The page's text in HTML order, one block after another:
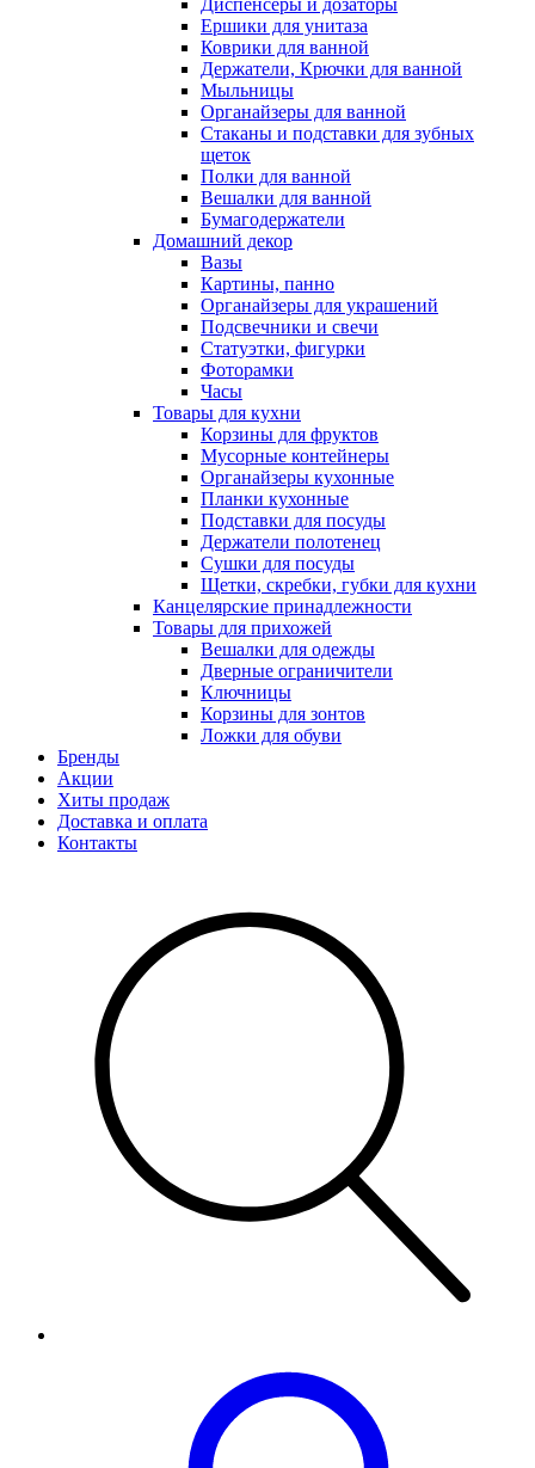
Диспенсеры и дозаторы
Ершики для унитаза
Коврики для ванной
Держатели, Крючки для ванной
Мыльницы
Органайзеры для ванной
Стаканы и подставки для зубных
щеток
Полки для ванной
Вешалки для ванной
Бумагодержатели
Домашний декор
Вазы
Картины, панно
Органайзеры для украшений
Подсвечники и свечи
Статуэтки, фигурки
Фоторамки
Часы
Товары для кухни
Корзины для фруктов
Мусорные контейнеры
Органайзеры кухонные
Планки кухонные
Подставки для посуды
Держатели полотенец
Сушки для посуды
Щетки, скребки, губки для кухни
Канцелярские принадлежности
Товары для прихожей
Вешалки для одежды
Дверные ограничители
Ключницы
Корзины для зонтов
Ложки для обуви
Бренды
Акции
Хиты продаж
Доставка и оплата
Контакты